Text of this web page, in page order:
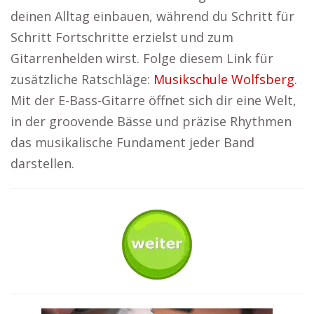
deinen Alltag einbauen, während du Schritt für
Schritt Fortschritte erzielst und zum
Gitarrenhelden wirst. Folge diesem Link für
zusätzliche Ratschläge: Musikschule Wolfsberg.
Mit der E-Bass-Gitarre öffnet sich dir eine Welt,
in der groovende Bässe und präzise Rhythmen
das musikalische Fundament jeder Band
darstellen.